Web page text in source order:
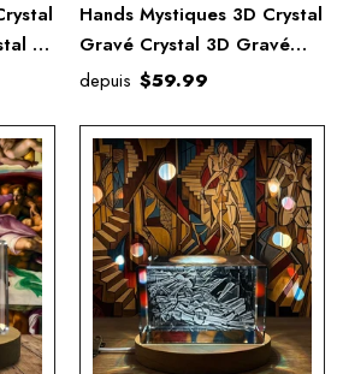
/
Hands Mystiques 3D Crystal
Gravé Crystal 3D Gravé
Crystal KeepSake / Gift /
Souvenir
depuis $59.99